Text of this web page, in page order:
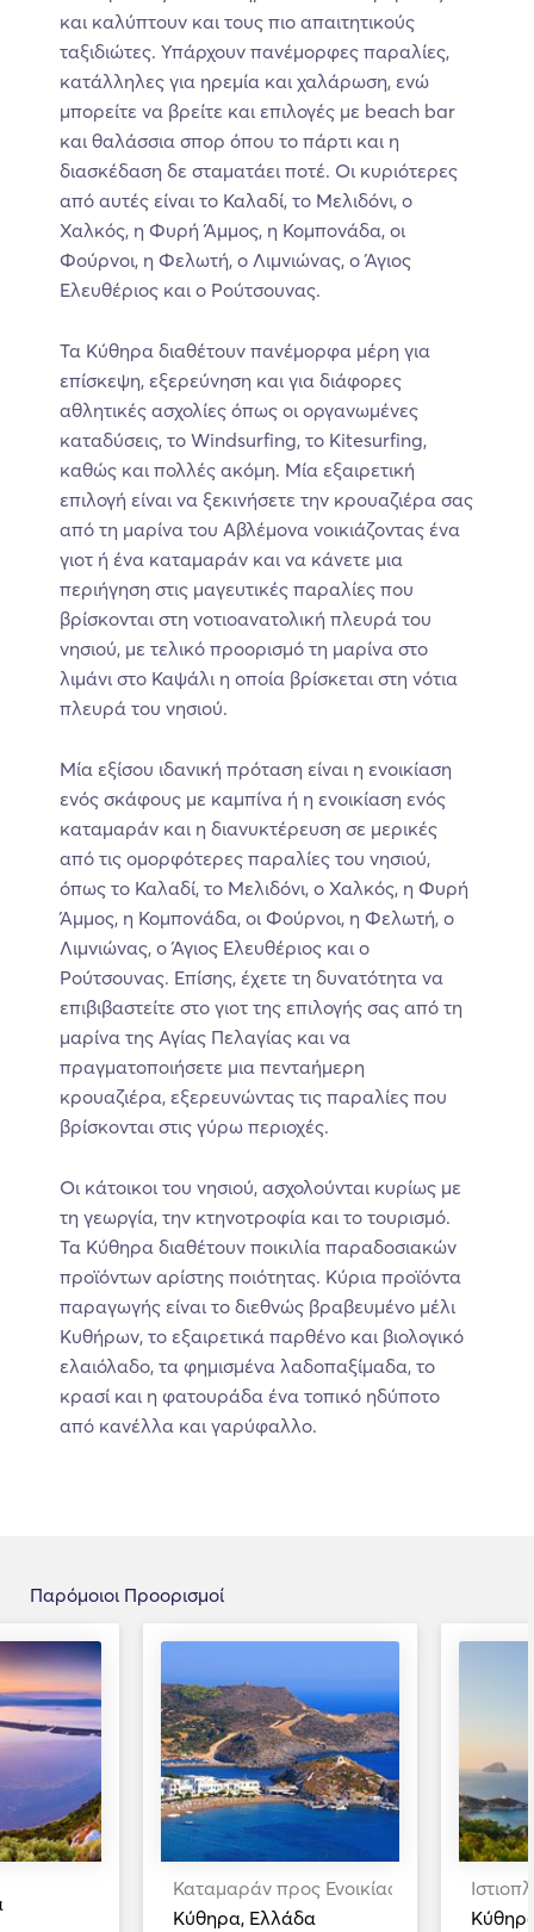
και καλύπτουν και τους πιο απαιτητικούς
ταξιδιώτες. Υπάρχουν πανέμορφες παραλίες,
κατάλληλες για ηρεμία και χαλάρωση, ενώ
μπορείτε να βρείτε και επιλογές με beach bar
και θαλάσσια σπορ όπου το πάρτι και η
διασκέδαση δε σταματάει ποτέ. Οι κυριότερες
από αυτές είναι το Καλαδί, το Μελιδόνι, ο
Χαλκός, η Φυρή Άμμος, η Κομπονάδα, οι
Φούρνοι, η Φελωτή, ο Λιμνιώνας, ο Άγιος
Ελευθέριος και ο Ρούτσουνας.
Τα Κύθηρα διαθέτουν πανέμορφα μέρη για
επίσκεψη, εξερεύνηση και για διάφορες
αθλητικές ασχολίες όπως οι οργανωμένες
καταδύσεις, το Windsurfing, το Kitesurfing,
καθώς και πολλές ακόμη. Μία εξαιρετική
επιλογή είναι να ξεκινήσετε την κρουαζιέρα σας
από τη μαρίνα του Αβλέμονα νοικιάζοντας ένα
γιοτ ή ένα καταμαράν και να κάνετε μια
περιήγηση στις μαγευτικές παραλίες που
βρίσκονται στη νοτιοανατολική πλευρά του
νησιού, με τελικό προορισμό τη μαρίνα στο
λιμάνι στο Καψάλι η οποία βρίσκεται στη νότια
πλευρά του νησιού.
Μία εξίσου ιδανική πρόταση είναι η ενοικίαση
ενός σκάφους με καμπίνα ή η ενοικίαση ενός
καταμαράν και η διανυκτέρευση σε μερικές
από τις ομορφότερες παραλίες του νησιού,
όπως το Καλαδί, το Μελιδόνι, ο Χαλκός, η Φυρή
Άμμος, η Κομπονάδα, οι Φούρνοι, η Φελωτή, ο
Λιμνιώνας, ο Άγιος Ελευθέριος και ο
Ρούτσουνας. Επίσης, έχετε τη δυνατότητα να
επιβιβαστείτε στο γιοτ της επιλογής σας από τη
μαρίνα της Αγίας Πελαγίας και να
πραγματοποιήσετε μια πενταήμερη
κρουαζιέρα, εξερευνώντας τις παραλίες που
βρίσκονται στις γύρω περιοχές.
Οι κάτοικοι του νησιού, ασχολούνται κυρίως με
τη γεωργία, την κτηνοτροφία και το τουρισμό.
Τα Κύθηρα διαθέτουν ποικιλία παραδοσιακών
προϊόντων αρίστης ποιότητας. Κύρια προϊόντα
παραγωγής είναι το διεθνώς βραβευμένο μέλι
Κυθήρων, το εξαιρετικά παρθένο και βιολογικό
ελαιόλαδο, τα φημισμένα λαδοπαξίμαδα, το
κρασί και η φατουράδα ένα τοπικό ηδύποτο
από κανέλλα και γαρύφαλλο.
Παρόμοιοι Προορισμοί
Καταμαράν προς Ενοικίαση
Κύθηρα, Ελλάδα